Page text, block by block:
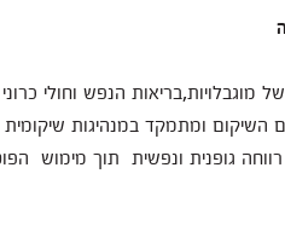
מוגבלויות,בריאות הנפש וחולי
ומתמקד במנהיגות
גופנית ונפשית תוך מימוש